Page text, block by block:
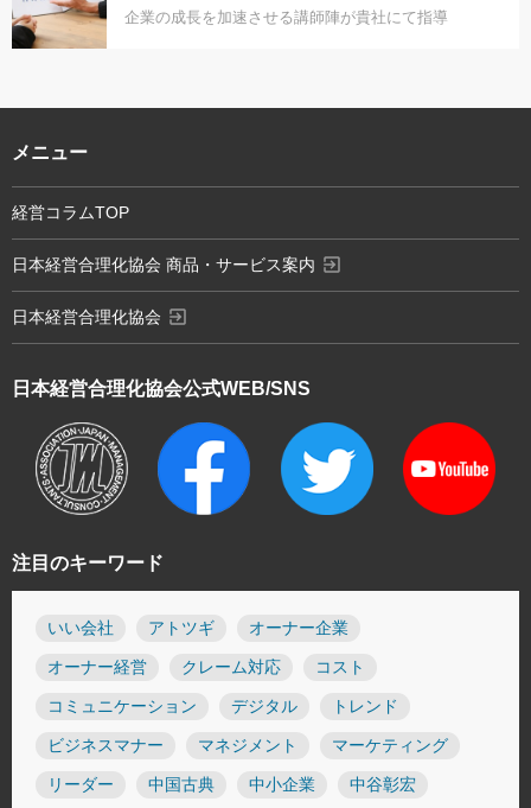
企業の成長を加速させる講師陣が貴社にて指導
注目のキーワード
いい会社 アトツギ オーナー企業
オーナー経営 クレーム対応 コスト
コミュニケーション デジタル トレンド
ビジネスマナー マネジメント マーケティング
リーダー 中国古典 中小企業 中谷彰宏
日本経営合理化協会公式WEB/SNS
メニュー
経営コラムTOP
日本経営合理化協会 商品・サービス案内 exit_to_app
日本経営合理化協会 exit_to_app